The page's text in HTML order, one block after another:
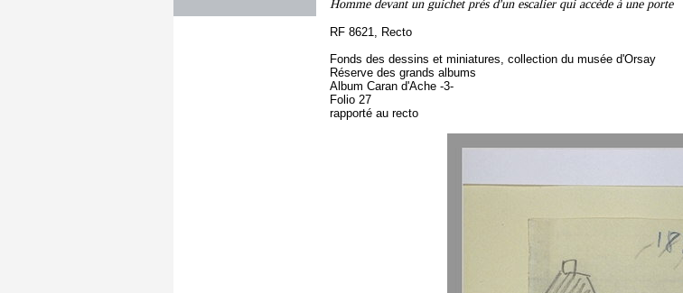
Homme devant un guichet prés d'un escalier qui accède à une porte
RF 8621, Recto
Fonds des dessins et miniatures, collection du musée d'Orsay
Réserve des grands albums
Album Caran d'Ache -3-
Folio 27
rapporté au recto